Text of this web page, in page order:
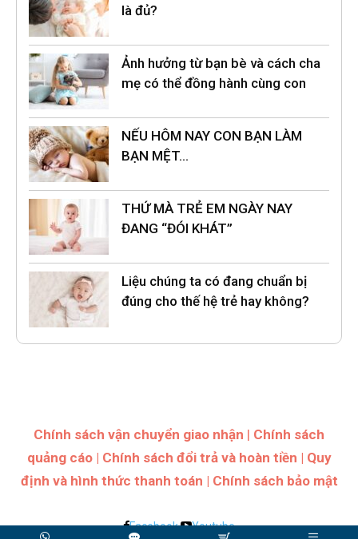
là đủ?
Ảnh hưởng từ bạn bè và cách cha
mẹ có thể đồng hành cùng con
NẾU HÔM NAY CON BẠN LÀM
BẠN MỆT…
THỨ MÀ TRẺ EM NGÀY NAY
ĐANG “ĐÓI KHÁT”
Liệu chúng ta có đang chuẩn bị
đúng cho thế hệ trẻ hay không?
Chính sách vận chuyển giao nhận | Chính sách
quảng cáo| Chính sách đổi trả và hoàn tiền | Quy
định và hình thức thanh toán | Chính sách bảo mật
Facebook Youtube